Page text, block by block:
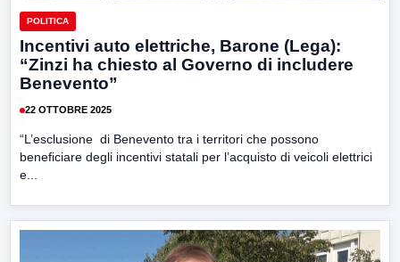
POLITICA
Incentivi auto elettriche, Barone (Lega):
“Zinzi ha chiesto al Governo di includere
Benevento”
22 OTTOBRE 2025
“L’esclusione di Benevento tra i territori che possono
beneficiare degli incentivi statali per l’acquisto di veicoli elettrici
e...